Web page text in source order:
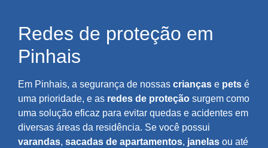
Redes de proteção em
Pinhais
Em Pinhais, a segurança de nossas crianças e pets é
uma prioridade, e as redes de proteção surgem como
uma solução eficaz para evitar quedas e acidentes em
diversas áreas da residência. Se você possui
varandas, sacadas de apartamentos, janelas ou até